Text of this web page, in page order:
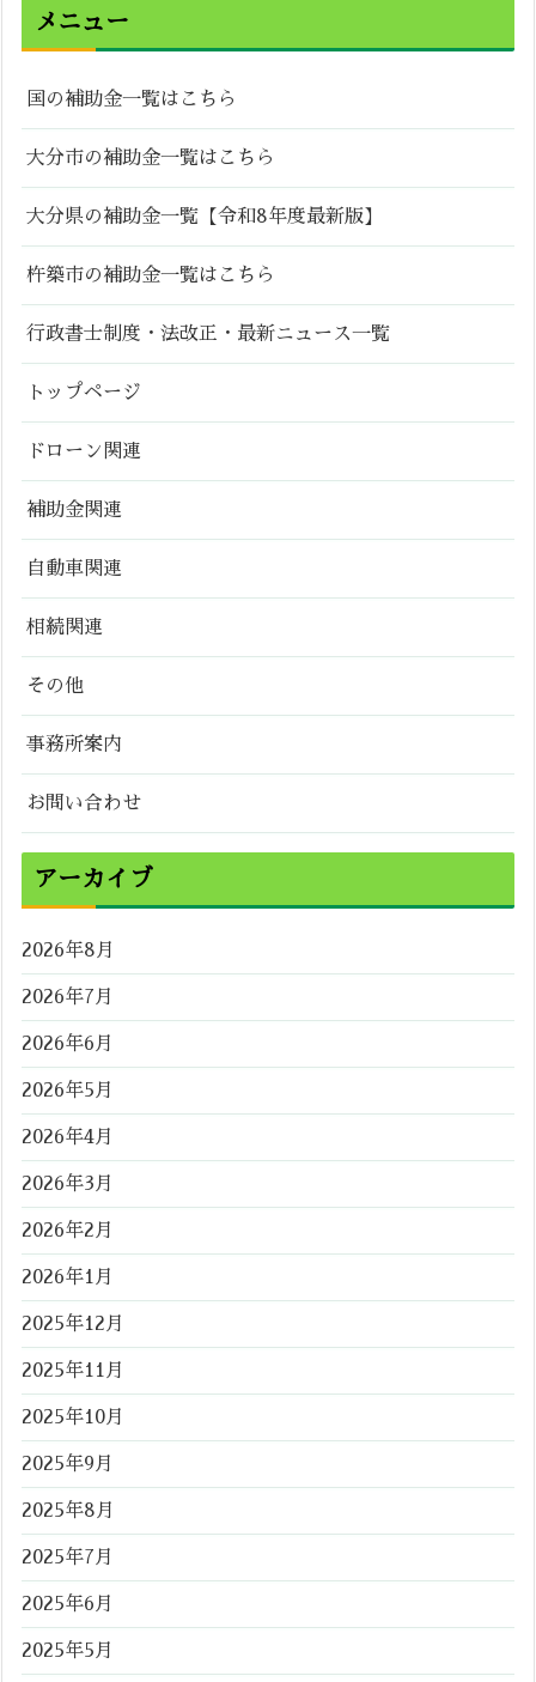
メニュー
国の補助金一覧はこちら
大分市の補助金一覧はこちら
大分県の補助金一覧【令和8年度最新版】
杵築市の補助金一覧はこちら
行政書士制度・法改正・最新ニュース一覧
トップページ
ドローン関連
補助金関連
自動車関連
相続関連
その他
事務所案内
お問い合わせ
アーカイブ
2026年8月
2026年7月
2026年6月
2026年5月
2026年4月
2026年3月
2026年2月
2026年1月
2025年12月
2025年11月
2025年10月
2025年9月
2025年8月
2025年7月
2025年6月
2025年5月